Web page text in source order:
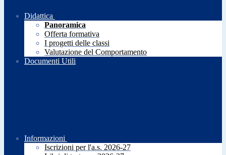
Didattica
Panoramica
Offerta formativa
I progetti delle classi
Valutazione del Comportamento
Documenti Utili
Informazioni
Iscrizioni per l'a.s. 2026-27